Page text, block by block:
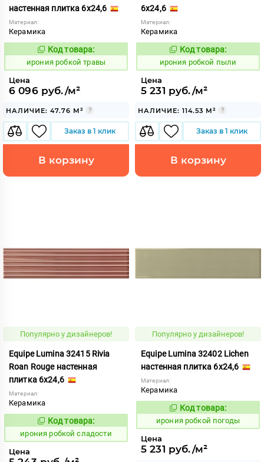
настенная плитка 6x24,6
Материал:
Керамика
1103607
Код товара:
ирония робкой травы
Цена
6 096 руб./м²
НАЛИЧИЕ: 47.76 М²
Заказ в 1 клик
В корзину
6x24,6
Материал:
Керамика
1103576
Код товара:
ирония робкой пыли
Цена
5 231 руб./м²
НАЛИЧИЕ: 114.53 М²
Заказ в 1 клик
В корзину
Популярно у дизайнеров!
Equipe Lumina 32415 Rivia
Roan Rouge настенная
плитка 6x24,6
Материал:
Керамика
1103595
Код товара:
ирония робкой сладости
Цена
Популярно у дизайнеров!
Equipe Lumina 32402 Lichen
настенная плитка 6x24,6
Материал:
Керамика
1103571
Код товара:
ирония робкой погоды
Цена
5 231 руб./м²